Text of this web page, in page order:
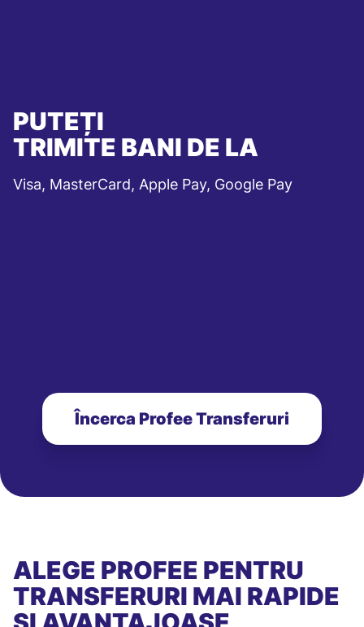
PUTEȚI
TRIMITE BANI DE LA
Visa, MasterCard, Apple Pay, Google Pay
Încerca Profee Transferuri
ALEGE PROFEE PENTRU
TRANSFERURI MAI RAPIDE